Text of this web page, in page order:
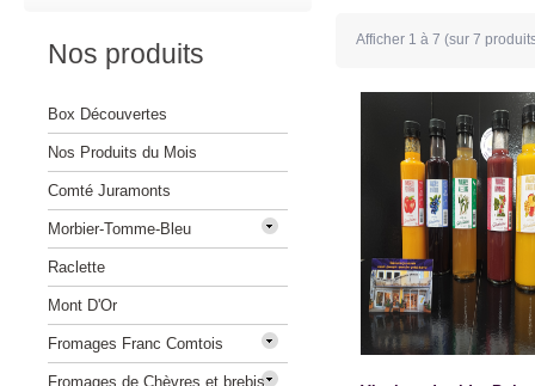
Afficher 1 à 7 (sur 7
Nos produits
Box Découvertes
Nos Produits du Mois
Comté Juramonts
Morbier-Tomme-Bleu
Raclette
Mont D'Or
Fromages Franc Comtois
Fromages de Chèvres et brebis